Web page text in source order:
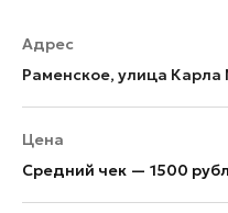
Адрес
Раменское, улица
Цена
Средний чек — 1500